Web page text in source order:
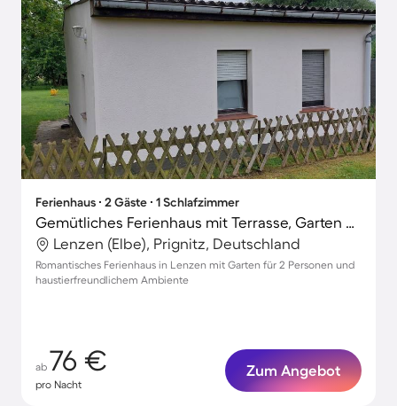
Ferienhaus ∙ 2 Gäste ∙ 1 Schlafzimmer
Gemütliches Ferienhaus mit Terrasse, Garten und Grill | Haustiere sind willkommen
Lenzen (Elbe), Prignitz, Deutschland
Romantisches Ferienhaus in Lenzen mit Garten für 2 Personen und
haustierfreundlichem Ambiente
ab 76 €
pro Nacht
Zum Angebot